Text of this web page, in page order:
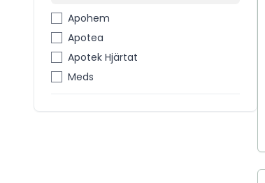
Apohem
Apotea
Apotek Hjärtat
Meds